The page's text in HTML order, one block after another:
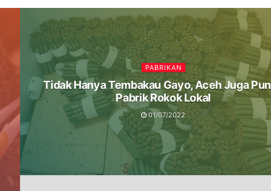
PABRIKAN
Tidak Hanya Tembakau Gayo, Aceh Juga
Pabrik Rokok Lokal
01/07/2022